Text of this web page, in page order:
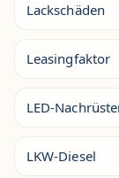
Lackschäden
Leasingfaktor
LED-
LKW-Diesel